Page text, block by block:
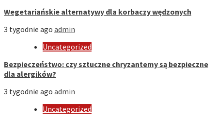
Wegetariańskie alternatywy dla korbaczy wędzonych
3 tygodnie ago admin
Uncategorized
Bezpieczeństwo: czy sztuczne chryzantemy są bezpieczne
dla alergików?
3 tygodnie ago admin
Uncategorized